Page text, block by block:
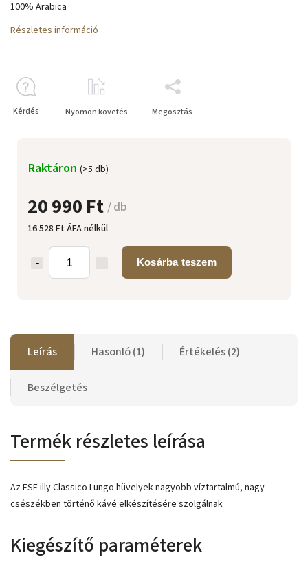
20 990 Ft / db
16 528 Ft ÁFA nélkül
Kosárba teszem
Raktáron (>5 db)
100% Arabica
Részletes információ
Kérdés Nyomon követés Megosztás
Leírás Hasonló (1) Értékelés (2)
Beszélgetés
Termék részletes leírása
Az ESE illy Classico Lungo hüvelyek nagyobb víztartalmú, nagy
csészékben történő kávé elkészítésére szolgálnak
Kiegészítő paraméterek